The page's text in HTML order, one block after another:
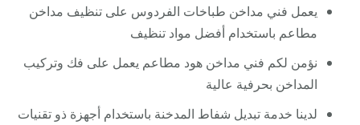
يعمل فني مداخن طباخات الفردوس على تنظيف مداخن
مطاعم باستخدام أفضل مواد تنظيف
نؤمن لكم فني مداخن هود مطاعم يعمل على فك وتركيب
المداخن بحرفية عالية
لدينا خدمة تبديل شفاط المدخنة باستخدام أجهزة ذو تقنيات